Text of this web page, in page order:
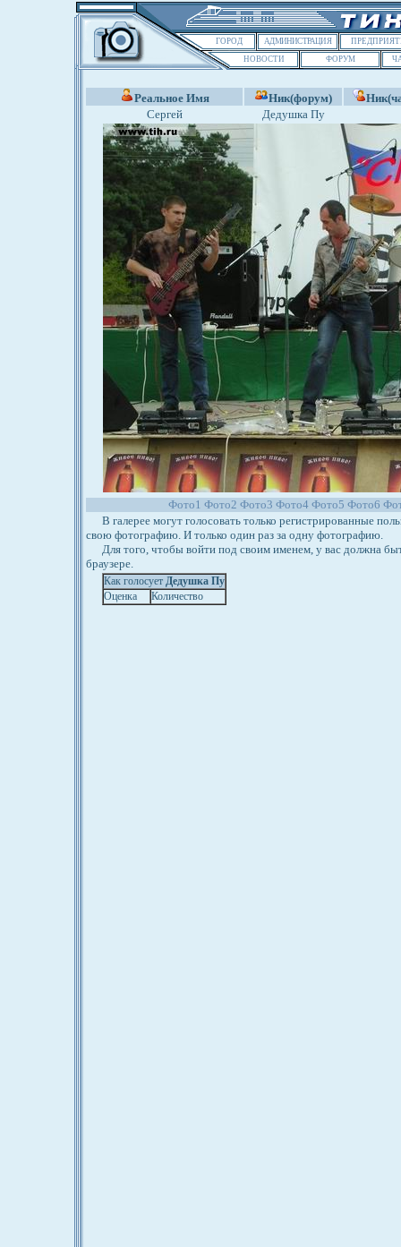
ГОРОД АДМИНИСТРАЦИЯ
НОВОСТИ
ФОРУМ
Реальное Имя Ник(форум)
Сергей
Дедушка Пу
Фото1 Фото2 Фото3 Фото4 Фото5 Фото6
В галерее могут голосовать только регистрированные
свою фотографию. И только один раз за одну фотографию.
Для того, чтобы войти под своим именем, у вас должна
браузере.
Как голосует Дедушка Пу
Оценка
Количество